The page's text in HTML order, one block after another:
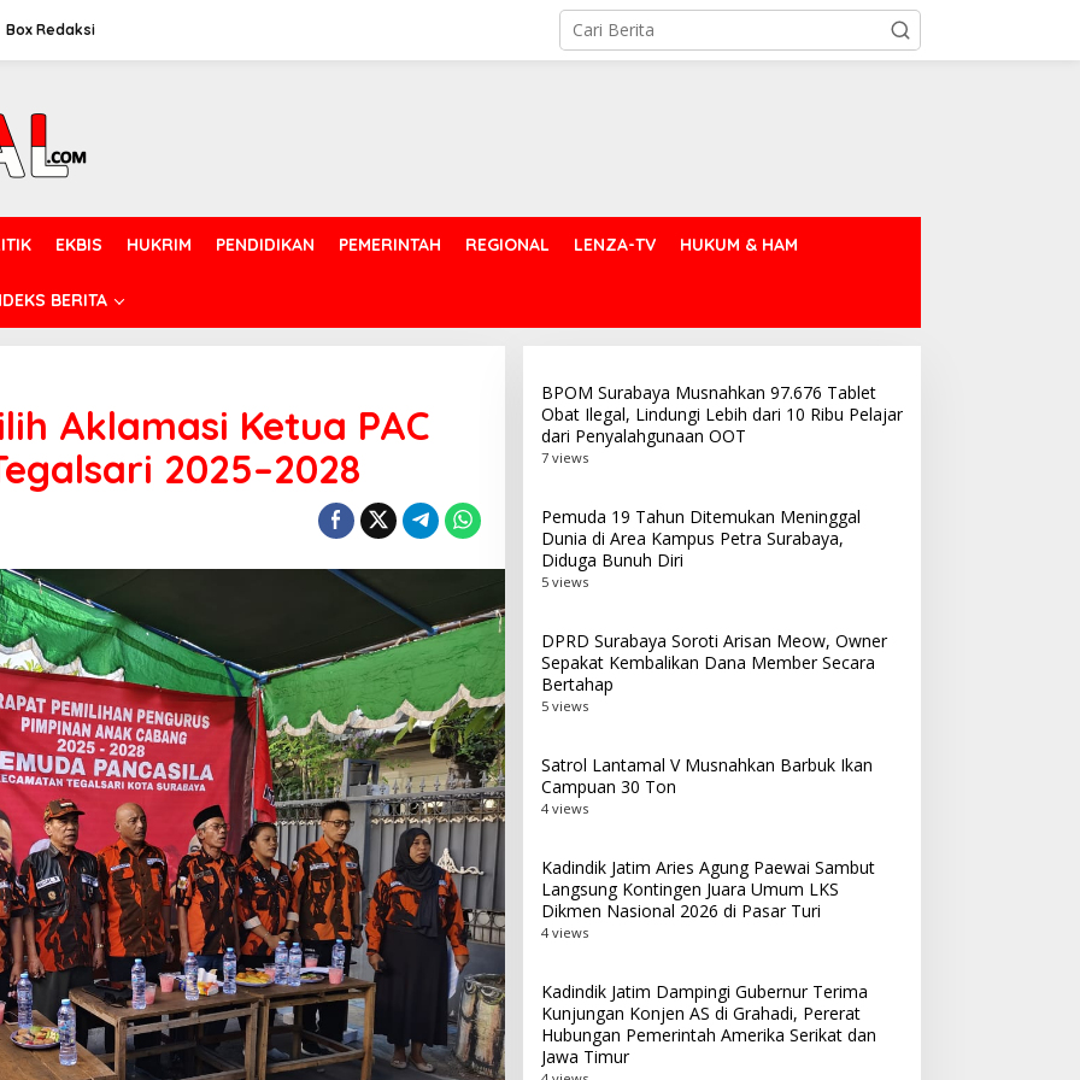
Box Redaksi
EKBIS HUKRIM PENDIDIKAN PEMERINTAH REGIONAL LENZA-TV HUKUM & HAM
BERITA
Aklamasi Ketua PAC
2025–2028
BPOM Surabaya Musnahkan 97.676 Tablet
Obat Ilegal, Lindungi Lebih dari 10 Ribu Pelajar
dari Penyalahgunaan OOT
7 views
Pemuda 19 Tahun Ditemukan Meninggal
Dunia di Area Kampus Petra Surabaya,
Diduga Bunuh Diri
5 views
DPRD Surabaya Soroti Arisan Meow, Owner
Sepakat Kembalikan Dana Member Secara
Bertahap
5 views
Satrol Lantamal V Musnahkan Barbuk Ikan
Campuan 30 Ton
4 views
Kadindik Jatim Aries Agung Paewai Sambut
Langsung Kontingen Juara Umum LKS
Dikmen Nasional 2026 di Pasar Turi
4 views
Kadindik Jatim Dampingi Gubernur Terima
Kunjungan Konjen AS di Grahadi, Pererat
Hubungan Pemerintah Amerika Serikat dan
Jawa Timur